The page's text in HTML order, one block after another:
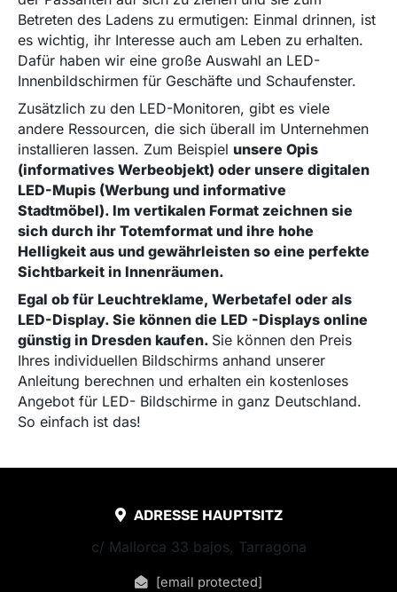
Betreten des Ladens zu ermutigen: Einmal drinnen, ist
es wichtig, ihr Interesse auch am Leben zu erhalten.
Dafür haben wir eine große Auswahl an LED-
Innenbildschirmen für Geschäfte und Schaufenster.
Zusätzlich zu den LED-Monitoren, gibt es viele
andere Ressourcen, die sich überall im Unternehmen
installieren lassen. Zum Beispiel unsere Opis
(informatives Werbeobjekt) oder unsere digitalen
LED-Mupis (Werbung und informative
Stadtmöbel). Im vertikalen Format zeichnen sie
sich durch ihr Totemformat und ihre hohe
Helligkeit aus und gewährleisten so eine perfekte
Sichtbarkeit in Innenräumen.
Egal ob für Leuchtreklame, Werbetafel oder als
LED-Display. Sie können die LED -Displays online
günstig in Dresden kaufen. Sie können den Preis
Ihres individuellen Bildschirms anhand unserer
Anleitung berechnen und erhalten ein kostenloses
Angebot für LED- Bildschirme in ganz Deutschland.
So einfach ist das!
ADRESSE HAUPTSITZ
c/ Mallorca 33 bajos, Tarragona
[email protected]